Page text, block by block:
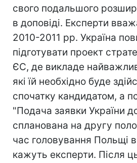
свого подальшого
в доповіді. Експерти
2010-2011 рр. Україна
підготувати проект
ЄС, де викладе
які їй необхідно буде
спочатку кандидатом, а
"Подача заявки України
спланована на другу
час головування Польщі
кажуть експерти. Після